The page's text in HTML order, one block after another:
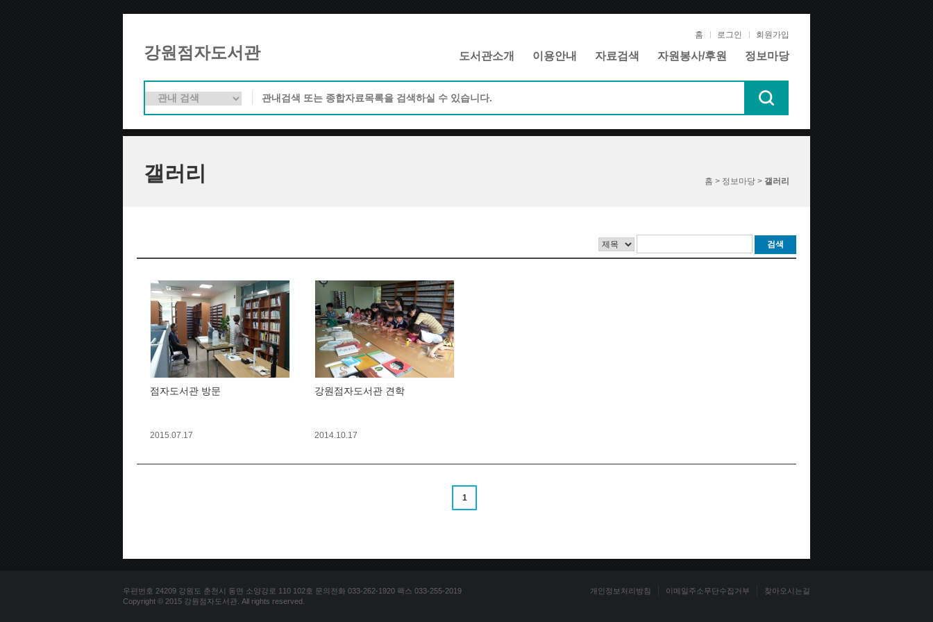
강원점자도서관
홈 로그인 회원가입
도서관소개 이용안내 자료검색 자원봉사/후원 정보마당
갤러리 홈 > 정보마당 > 갤러리
검색
점자도서관 방문
2015.07.17
강원점자도서관 견학
2014.10.17
1
우편번호 24209 강원도 춘천시 동면 소양강로 110 102호 문의전화 033-262-1920 팩스 033-255-2019
Copyright © 2015 강원점자도서관. All rights reserved.
개인정보처리방침 이메일주소무단수집거부 찾아오시는길